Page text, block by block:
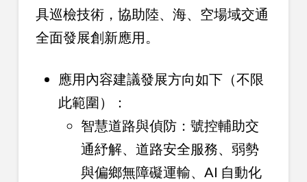
具巡檢技術，協助陸、海、空場域交通
全面發展創新應用。
應用內容建議發展方向如下（不限
此範圍）：
智慧道路與偵防：號控輔助交
通紓解、道路安全服務、弱勢
與偏鄉無障礙運輸、AI 自動化